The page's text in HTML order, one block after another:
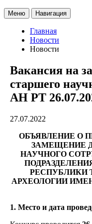
Меню Навигация
Главная
Новости
Новости
Вакансия на
старшего
АН РТ
27.07.2022
ОБЪЯВЛЕНИЕ О
ЗАМЕЩЕНИЕ
НАУЧНОГО
РЕСПУБЛИКИ
АРХЕОЛОГИИ
1. Место и дата